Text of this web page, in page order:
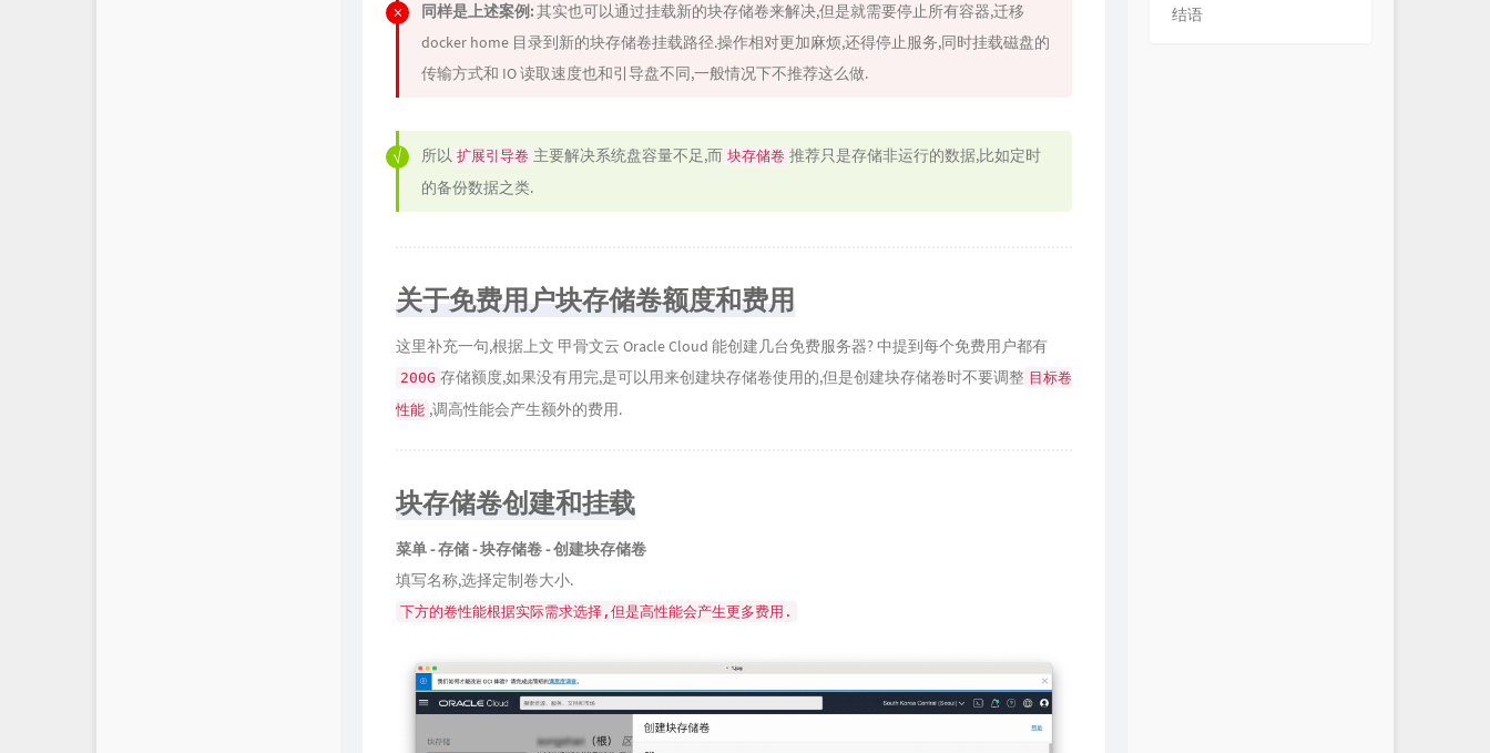
同样是上述案例:其实也可以通过挂载新的块存储卷来解决,但是就需要停止所有容器,迁移
docker home 目录到新的块存储卷挂载路径.操作相对更加麻烦,还得停止服务,同时挂载磁盘的
传输方式和 IO 读取速度也和引导盘不同,一般情况下不推荐这么做.
所以 扩展引导卷 主要解决系统盘容量不足,而 块存储卷 推荐只是存储非运行的数据,比如定时
的备份数据之类.
关于免费用户块存储卷额度和费用
这里补充一句,根据上文 甲骨文云 Oracle Cloud 能创建几台免费服务器?中提到每个免费用户都有
200G 存储额度,如果没有用完,是可以用来创建块存储卷使用的,但是创建块存储卷时不要调整 目标卷
性能 ,调高性能会产生额外的费用.
块存储卷创建和挂载
菜单 - 存储 - 块存储卷 - 创建块存储卷
填写名称,选择定制卷大小.
下方的卷性能根据实际需求选择,但是高性能会产生更多费用.
结语